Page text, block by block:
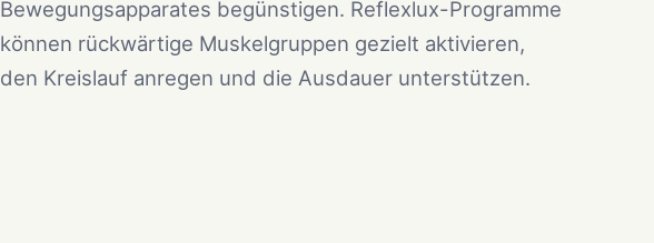
Bewegungsapparates begünstigen. Reflexlux-Programme
können rückwärtige Muskelgruppen gezielt aktivieren,
den Kreislauf anregen und die Ausdauer unterstützen.